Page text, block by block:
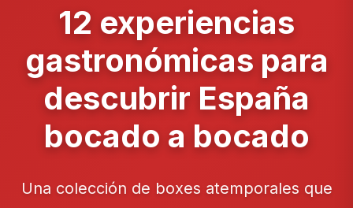
12 experiencias
gastronómicas para
descubrir España
bocado a bocado
Una colección de boxes atemporales que